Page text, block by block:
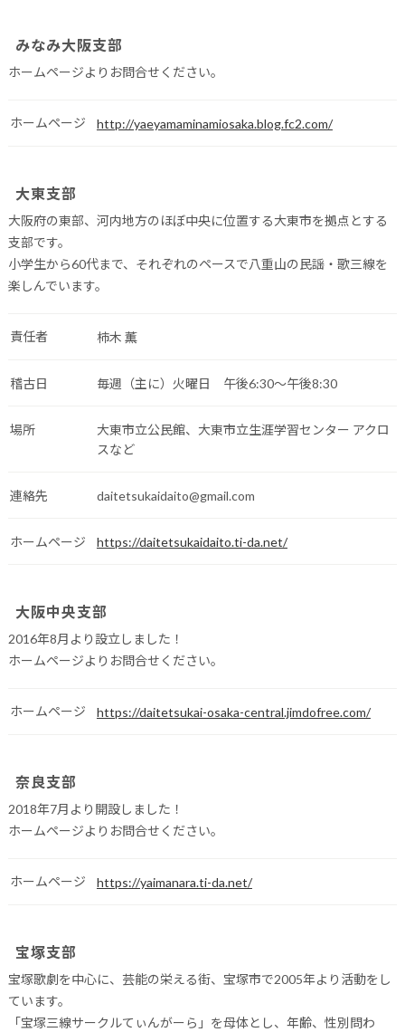
みなみ大阪支部
ホームページよりお問合せください。
ホームページ http://yaeyamaminamiosaka.blog.fc2.com/
大東支部
大阪府の東部、河内地方のほぼ中央に位置する大東市を拠点とする
支部です。
小学生から60代まで、それぞれのペースで八重山の民謡・歌三線を
楽しんでいます。
責任者 柿木 薫
稽古日 毎週（主に）火曜日 午後6:30～午後8:30
場所
大東市立公民館、大東市立生涯学習センター アクロ
スなど
連絡先 daitetsukaidaito@gmail.com
ホームページ https://daitetsukaidaito.ti-da.net/
大阪中央支部
2016年8月より設立しました！
ホームページよりお問合せください。
ホームページ https://daitetsukai-osaka-central.jimdofree.com/
奈良支部
2018年7月より開設しました！
ホームページよりお問合せください。
ホームページ https://yaimanara.ti-da.net/
宝塚支部
宝塚歌劇を中心に、芸能の栄える街、宝塚市で2005年より活動をし
ています。
「宝塚三線サークルてぃんがーら」を母体とし、年齢、性別問わ